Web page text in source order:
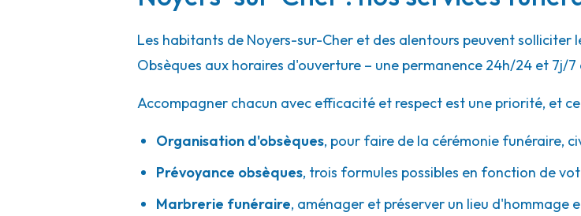
Les habitants de Noyers-sur-Cher et des alentours peuvent solliciter
Obsèques aux horaires d'ouverture – une permanence 24h/24 et 7j/7
Accompagner chacun avec efficacité et respect est une priorité, et
Organisation d'obsèques, pour faire de la cérémonie funéraire,
Prévoyance obsèques, trois formules possibles en fonction de
Marbrerie funéraire, aménager et préserver un lieu d'hommage